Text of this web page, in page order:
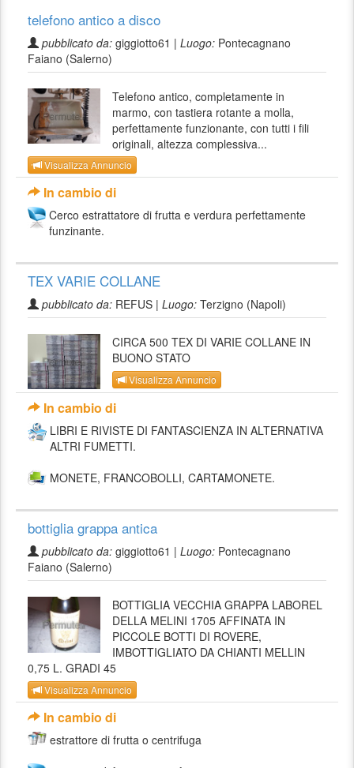
telefono antico a disco
pubblicato da: giggiotto61 | Luogo: Pontecagnano
Faiano (Salerno)
Telefono antico, completamente in
marmo, con tastiera rotante a molla,
perfettamente funzionante, con tutti i fili
originali, altezza complessiva...
Visualizza Annuncio
In cambio di
Cerco estrattatore di frutta e verdura perfettamente
funzinante.
TEX VARIE COLLANE
pubblicato da: REFUS | Luogo: Terzigno (Napoli)
CIRCA 500 TEX DI VARIE COLLANE IN
BUONO STATO
Visualizza Annuncio
In cambio di
LIBRI E RIVISTE DI FANTASCIENZA IN ALTERNATIVA
ALTRI FUMETTI.
MONETE, FRANCOBOLLI, CARTAMONETE.
bottiglia grappa antica
pubblicato da: giggiotto61 | Luogo: Pontecagnano
Faiano (Salerno)
BOTTIGLIA VECCHIA GRAPPA LABOREL
DELLA MELINI 1705 AFFINATA IN
PICCOLE BOTTI DI ROVERE,
IMBOTTIGLIATO DA CHIANTI MELLIN
0,75 L. GRADI 45
Visualizza Annuncio
In cambio di
estrattore di frutta o centrifuga